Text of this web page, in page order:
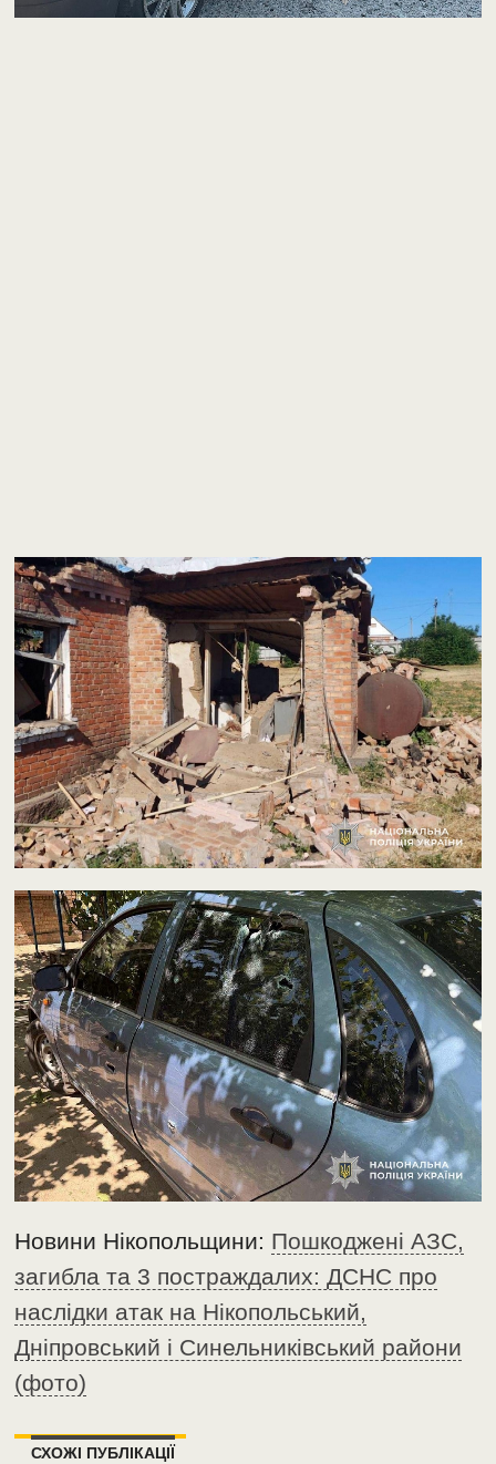
Новини Нікопольщини: Пошкоджені АЗС,
загибла та 3 постраждалих: ДСНС про
наслідки атак на Нікопольський,
Дніпровський і Синельниківський райони
(фото)
СХОЖІ ПУБЛІКАЦІЇ